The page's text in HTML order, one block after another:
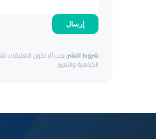
إرسال
شروط النشر:يجب ألا تكون التعليقات
الكراهية والتمييز.